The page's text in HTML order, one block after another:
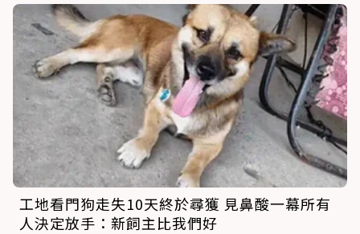
工地看門狗走失10天終於尋獲 見鼻酸一幕所有
人決定放手：新飼主比我們好